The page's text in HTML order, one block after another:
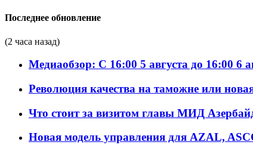
Последнее обновление
(2 часа назад)
Медиаобзор: С 16:00 5 августа до 16:00 6
Революция качества на таможне или
Что стоит за визитом главы МИД
Новая модель управления для AZAL,